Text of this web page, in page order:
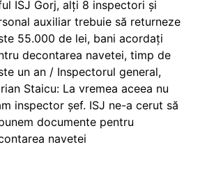
ISJ Gorj, alți 8 inspectori și
auxiliar trebuie să returneze
55.000 de lei, bani acordați
decontarea navetei, timp de
un an / Inspectorul general,
Staicu: La vremea aceea nu
inspector șef. ISJ ne-a cerut să
documente pentru
navetei